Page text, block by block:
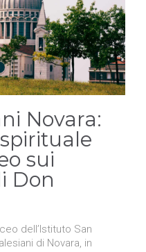
Novara:
sui
Don
dell’Istituto San
di Novara, in